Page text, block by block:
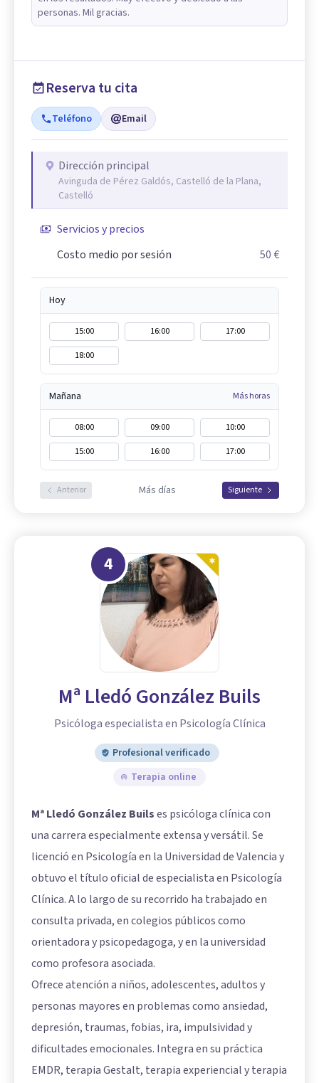
personas. Mil gracias.
Reserva tu cita
Teléfono Email
Dirección principal
Avinguda de Pérez Galdós, Castelló de la Plana,
Castelló
Servicios y precios
Costo medio por sesión
50 €
Hoy
15:00 16:00
17:00
18:00
Mañana Más horas
08:00 09:00
10:00
15:00
16:00 17:00
Anterior Más días Siguiente
4
Mª Lledó González Buils
Psicóloga especialista en Psicología Clínica
Profesional verificado
Terapia online
Mª Lledó González Builses psicóloga clínica con
una carrera especialmente extensa y versátil. Se
licenció en Psicología en la Universidad de Valencia y
obtuvo el título oficial de especialista en Psicología
Clínica. A lo largo de su recorrido ha trabajado en
consulta privada, en colegios públicos como
orientadora y psicopedagoga, y en la universidad
como profesora asociada.
Ofrece atención a niños, adolescentes, adultos y
personas mayores en problemas como ansiedad,
depresión, traumas, fobias, ira, impulsividad y
dificultades emocionales. Integra en su práctica
EMDR, terapia Gestalt, terapia experiencial y terapia